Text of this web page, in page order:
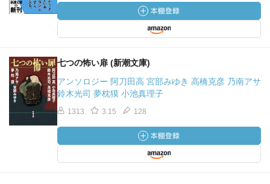
七つの怖い扉 (新潮文庫)
アンソロジー 阿刀田高 宮部みゆき 高橋克彦 乃南アサ
鈴木光司 夢枕獏 小池真理子
1313 3.15 128